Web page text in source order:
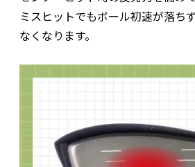
ミスヒットでもボール初速が落ち
なくなります。